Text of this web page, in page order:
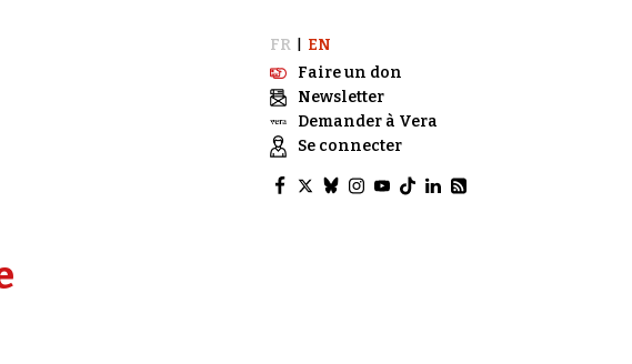
FR
EN
Faire un don
Newsletter
Demander à Vera
Se connecter